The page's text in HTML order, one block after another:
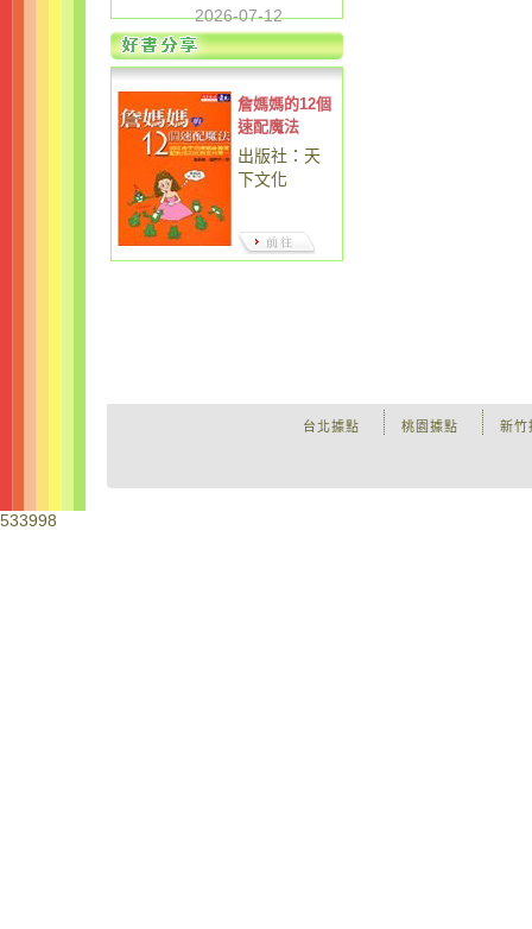
2026-07-12
詹媽媽的12個
速配魔法
出版社：天
下文化
新竹
桃園據點
台北據點
533998